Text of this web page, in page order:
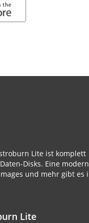
Lite ist komplett
Disks. Eine
und mehr gibt es
Lite